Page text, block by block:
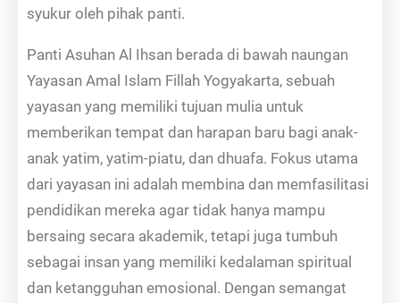
syukur oleh pihak panti.
Panti Asuhan Al Ihsan berada di bawah naungan
Yayasan Amal Islam Fillah Yogyakarta, sebuah
yayasan yang memiliki tujuan mulia untuk
memberikan tempat dan harapan baru bagi anak-
anak yatim, yatim-piatu, dan dhuafa. Fokus utama
dari yayasan ini adalah membina dan memfasilitasi
pendidikan mereka agar tidak hanya mampu
bersaing secara akademik, tetapi juga tumbuh
sebagai insan yang memiliki kedalaman spiritual
dan ketangguhan emosional. Dengan semangat